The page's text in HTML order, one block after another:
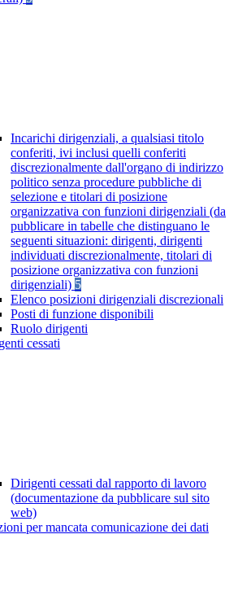
Incarichi dirigenziali, a qualsiasi titolo
conferiti, ivi inclusi quelli conferiti
discrezionalmente dall'organo di indirizzo
politico senza procedure pubbliche di
selezione e titolari di posizione
organizzativa con funzioni dirigenziali (da
pubblicare in tabelle che distinguano le
seguenti situazioni: dirigenti, dirigenti
individuati discrezionalmente, titolari di
posizione organizzativa con funzioni
dirigenziali) 5
Elenco posizioni dirigenziali discrezionali
Posti di funzione disponibili
Ruolo dirigenti
cessati
Dirigenti cessati dal rapporto di lavoro
(documentazione da pubblicare sul sito
web)
per mancata comunicazione dei dati